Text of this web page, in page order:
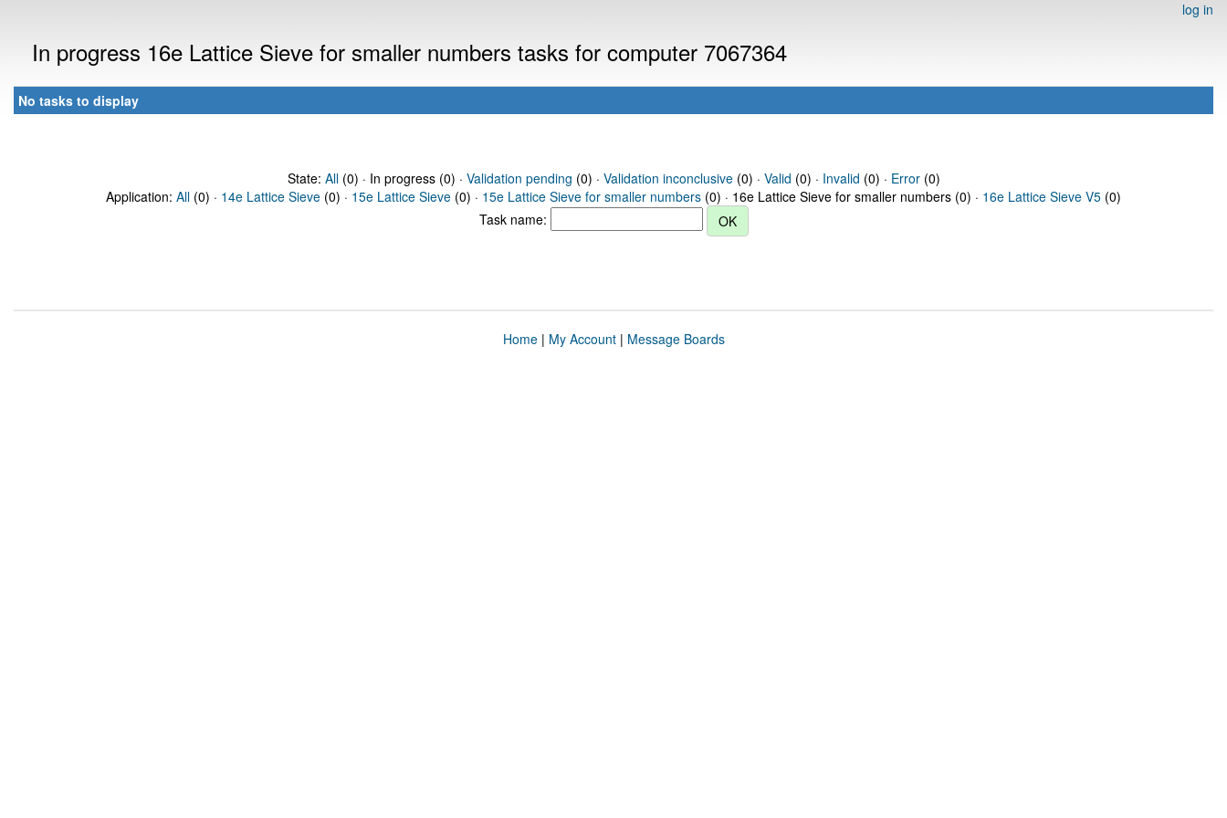
log in
In progress 16e Lattice Sieve for smaller numbers tasks for computer 7067364
No tasks to display
State: All(0) · In progress (0) · Validation pending (0) · Validation inconclusive(0) · Valid (0) · Invalid (0) · Error(0)
Application: All (0) · 14e Lattice Sieve (0) · 15e Lattice Sieve (0) · 15e Lattice Sieve for smaller numbers (0) · 16e Lattice Sieve for smaller numbers (0) · 16e Lattice Sieve V5 (0)
Task name:
Home| My Account| Message Boards